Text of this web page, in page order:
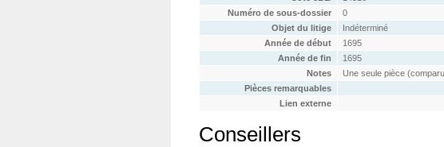
Numéro de sous-dossier
0
Objet du litige
Indéterminé
Année de début
1695
Année de fin
1695
Notes
Une seule pièce
Pièces remarquables
Lien externe
Conseillers